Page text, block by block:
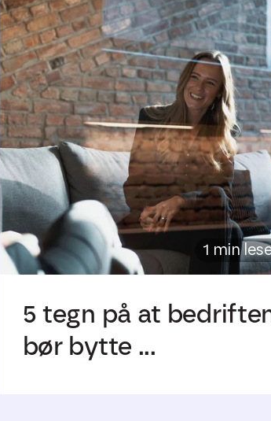
1 min
5 tegn på at
bør bytte ...